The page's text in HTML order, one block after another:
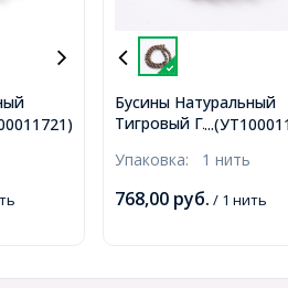
Бусины Натуральный
Тигровый Глаз,
Цвет: Коричневый,
Диаметр: 8мм, Отв.
около 47шт/38-39см/
Упаковка: 1 нить
768,00 руб. / 1 нить